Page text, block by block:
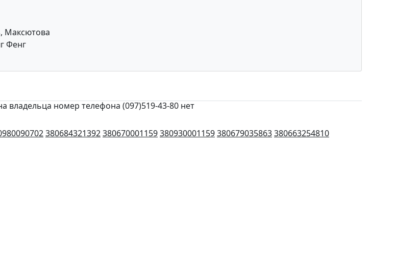
Максютова
Фенг
владельца номер телефона (097)519-43-80 нет
380684321392380670001159380930001159380679035863380663254810